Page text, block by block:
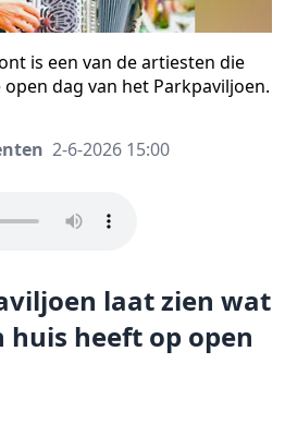
is een van de artiesten die
dag van het Parkpaviljoen.
2-6-2026 15:00
laat zien wat
heeft op open